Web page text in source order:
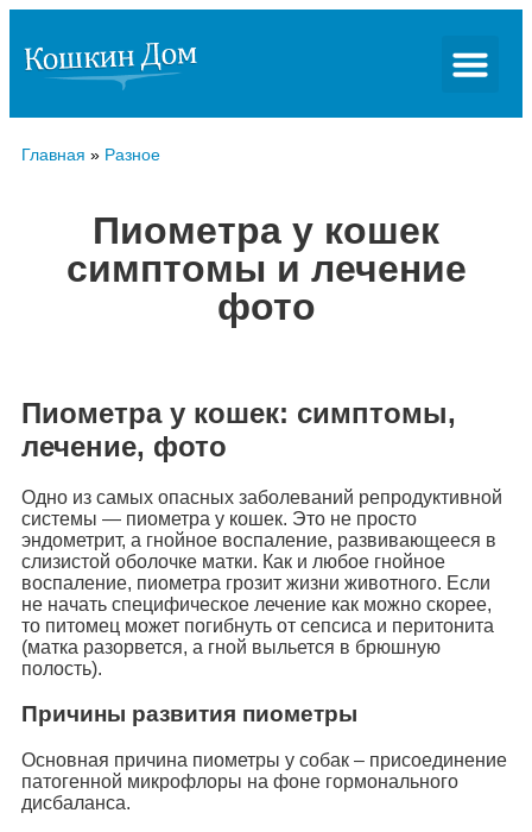
Главная » Разное
Пиометра у кошек
симптомы и лечение
фото
Пиометра у кошек: симптомы,
лечение, фото
Одно из самых опасных заболеваний репродуктивной
системы — пиометра у кошек. Это не просто
эндометрит, а гнойное воспаление, развивающееся в
слизистой оболочке матки. Как и любое гнойное
воспаление, пиометра грозит жизни животного. Если
не начать специфическое лечение как можно скорее,
то питомец может погибнуть от сепсиса и перитонита
(матка разорвется, а гной выльется в брюшную
полость).
Причины развития пиометры
Основная причина пиометры у собак – присоединение
патогенной микрофлоры на фоне гормонального
дисбаланса.